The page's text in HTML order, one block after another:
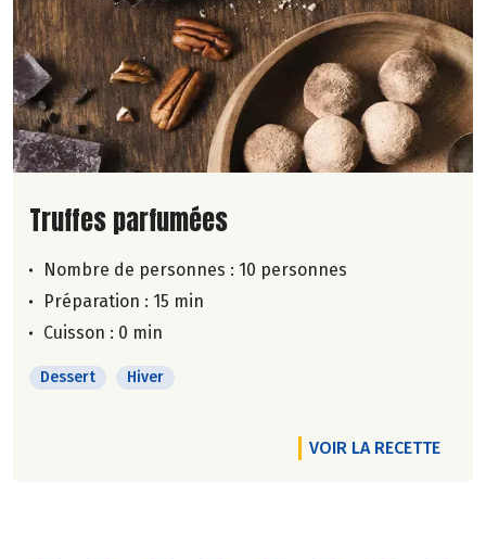
Lire la suite de la recette
Truffes parfumées
Nombre de personnes : 10 personnes
Préparation : 15 min
Cuisson : 0 min
Dessert Hiver
VOIR LA RECETTE